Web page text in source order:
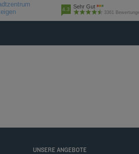
4.3 Sehr Gut
3361
UNSERE ANGEBOTE